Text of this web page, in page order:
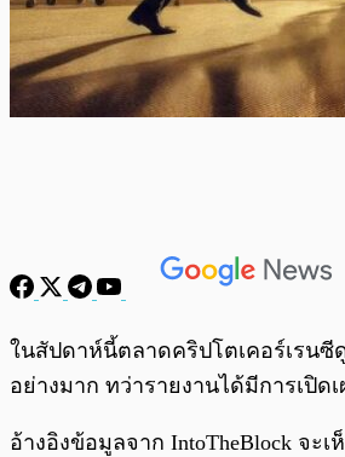
พร้อมเล่น
ในสัปดาห์นี้ตลาดคริปโตเคอร์เรนซี
อย่างมาก ทว่ารายงานได้มีการเปิ
อ้างอิงข้อมูลจาก IntoTheBlock จะ